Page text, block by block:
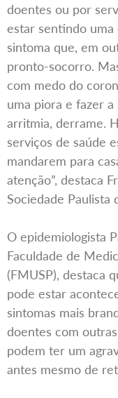
doentes ou por
estar sentindo uma
sintoma que, em
pronto-socorro.
com medo do
uma piora e fazer
arritmia, derrame.
serviços de saúde
mandarem para
atenção”, destaca
Sociedade Paulista
O epidemiologista
Faculdade de
(FMUSP), destaca
pode estar
sintomas mais
doentes com
podem ter um
antes mesmo de